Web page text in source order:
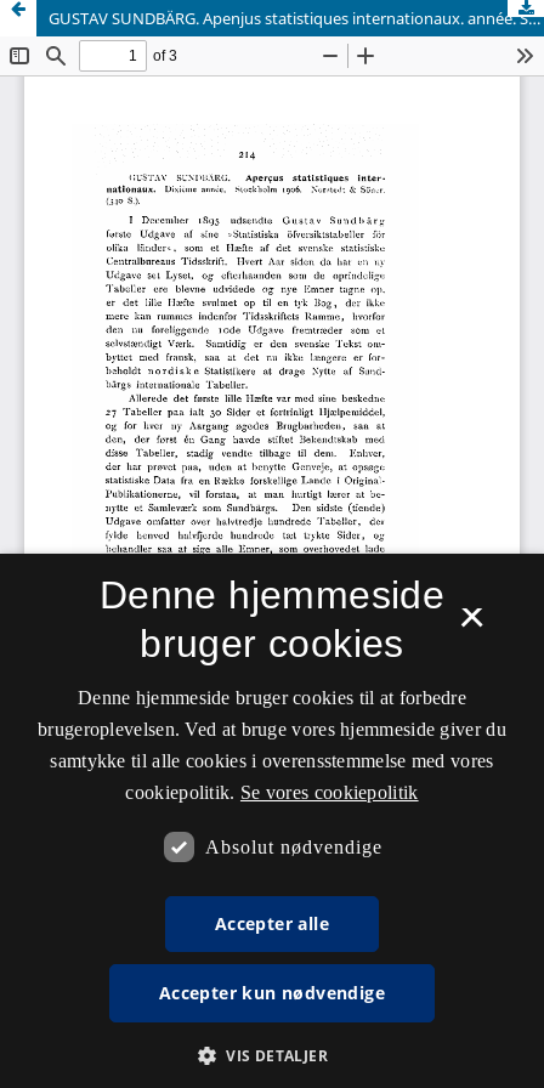
GUSTAV SUNDBÄRG. Apenjus statistiques internationaux. année. Stockholm 1906. Norstedt & Söner. (340 S.).
×
Denne hjemmeside
bruger cookies
Denne hjemmeside bruger cookies til at forbedre
brugeroplevelsen. Ved at bruge vores hjemmeside giver du
samtykke til alle cookies i overensstemmelse med vores
cookiepolitik. Se vores cookiepolitik
Absolut nødvendige
Accepter alle
Accepter kun nødvendige
VIS DETALJER